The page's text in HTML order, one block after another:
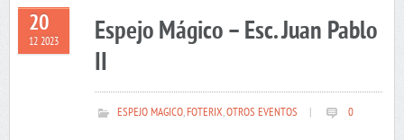
20
12 2023
Espejo Mágico – Esc. Juan Pablo
II
ESPEJO MAGICO,FOTERIX,OTROS EVENTOS 0